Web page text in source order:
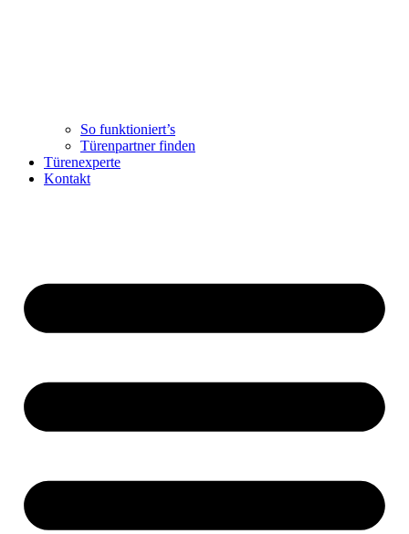
So funktioniert’s
Türenpartner finden
Türenexperte
Kontakt